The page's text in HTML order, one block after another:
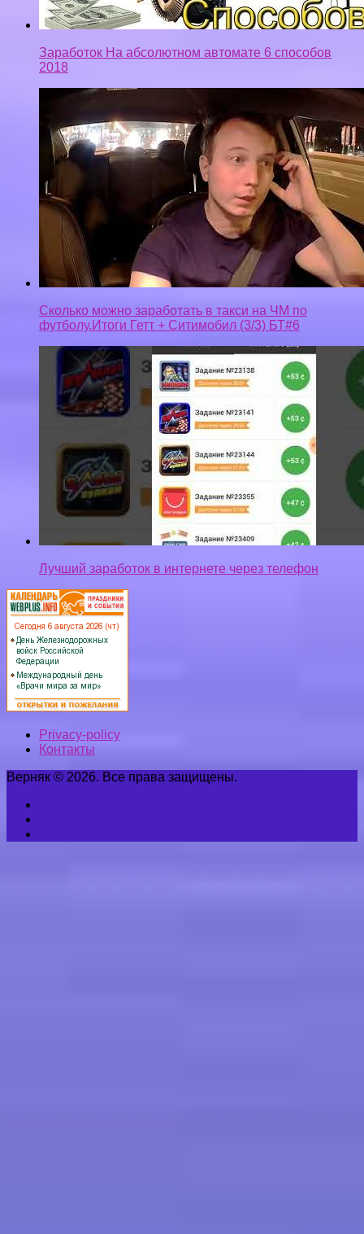
Заработок На абсолютном автомате 6 способов
2018
Сколько можно заработать в такси на ЧМ по
футболу.Итоги Гетт + Ситимобил (3/3) БТ#6
Лучший заработок в интернете через телефон
Privacy-policy
Контакты
Верняк © 2026. Все права защищены.